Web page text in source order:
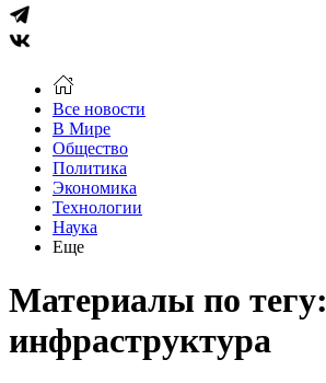
Все новости
В Мире
Общество
Политика
Экономика
Технологии
Наука
Еще
Материалы по тегу:
инфраструктура